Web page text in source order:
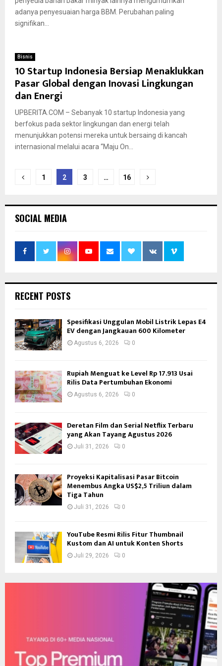
adanya penyesuaian harga BBM. Perubahan paling
signifikan...
Bisnis
10 Startup Indonesia Bersiap Menaklukkan
Pasar Global dengan Inovasi Lingkungan
dan Energi
UPBERITA.COM – Sebanyak 10 startup Indonesia yang
berfokus pada sektor lingkungan dan energi telah
menunjukkan potensi mereka untuk bersaing di kancah
internasional melalui acara “Maju On...
Paginasi
1 2 3 … 16
SOCIAL MEDIA
RECENT POSTS
Spesifikasi Unggulan Mobil Listrik Lepas E4
EV dengan Jangkauan 600 Kilometer
Agustus 6, 2026 0
Rupiah Menguat ke Level Rp 17.913 Usai
Rilis Data Pertumbuhan Ekonomi
Agustus 6, 2026 0
Deretan Film dan Serial Netflix Terbaru
yang Akan Tayang Agustus 2026
Juli 31, 2026 0
Proyeksi Kapitalisasi Pasar Bitcoin
Menembus Angka US$2,5 Triliun dalam
Tiga Tahun
Juli 31, 2026 0
YouTube Resmi Rilis Fitur Thumbnail
Kustom dan AI untuk Konten Shorts
Juli 29, 2026 0